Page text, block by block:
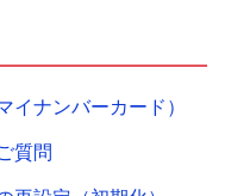
イナンバーカード）
質問